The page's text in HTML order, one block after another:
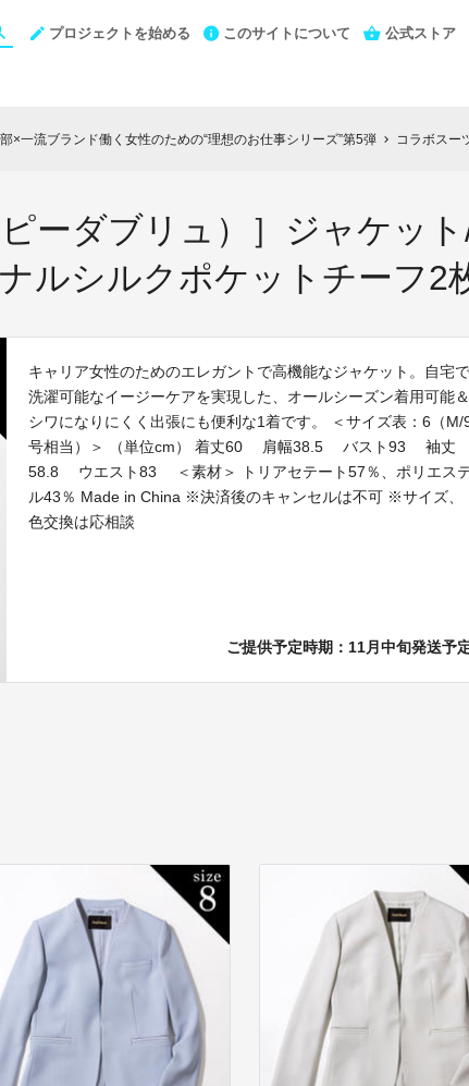
プロジェクトを始める このサイトについて 公式ストア
×一流ブランド働く女性のための“理想のお仕事シリーズ”第5弾 chevron_right コラボスーツ［PW
ーダブリュ）］ジャケッ
ルシルクポケットチーフ2
キャリア女性のためのエレガントで高機能なジャケット。自宅で
洗濯可能なイージーケアを実現した、オールシーズン着用可能＆
シワになりにくく出張にも便利な1着です。 ＜サイズ表：6（M/
号相当）＞ （単位cm） 着丈60 肩幅38.5 バスト93 袖丈
58.8 ウエスト83 ＜素材＞ トリアセテート57％、ポリエス
ル43％ Made in China ※決済後のキャンセルは不可 ※サイズ、
色交換は応相談
ご提供予定時期：11月中旬発送予